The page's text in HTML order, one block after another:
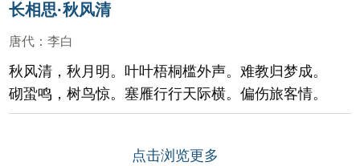
长相思·秋风清
唐代 ： 李白
秋风清，秋月明。叶叶梧桐槛外声。难教归梦成。
砌蛩鸣，树鸟惊。塞雁行行天际横。偏伤旅客情。
点击浏览更多